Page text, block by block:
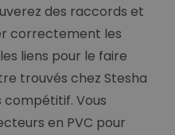
des raccords et
correctement les
liens pour le faire
trouvés chez Stesha
compétitif. Vous
en PVC pour